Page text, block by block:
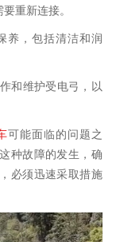
重新连接。
养，包括清洁和润
和维护受电弓，以
可能面临的问题之
种故障的发生，确
必须迅速采取措施